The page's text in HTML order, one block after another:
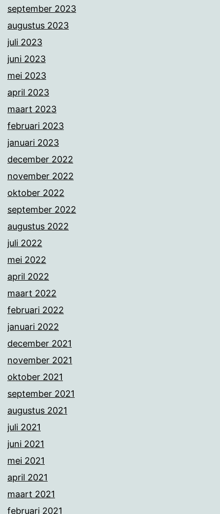
september 2023
augustus 2023
juli 2023
juni 2023
mei 2023
april 2023
maart 2023
februari 2023
januari 2023
december 2022
november 2022
oktober 2022
september 2022
augustus 2022
juli 2022
mei 2022
april 2022
maart 2022
februari 2022
januari 2022
december 2021
november 2021
oktober 2021
september 2021
augustus 2021
juli 2021
juni 2021
mei 2021
april 2021
maart 2021
februari 2021